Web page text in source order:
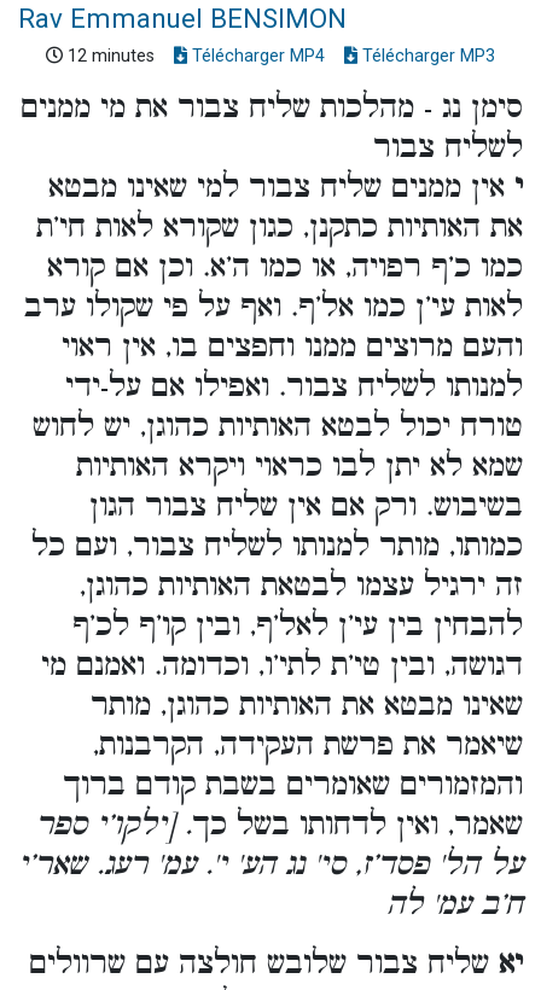
Rav Emmanuel BENSIMON
12 minutes Télécharger MP4 Télécharger MP3
סימן נג - מהלכות שליח צבור את מי ממנים
לשליח צבור
י אין ממנים שליח צבור למי שאינו מבטא
את האותיות כתקנן, כגון שקורא לאות חי’ת
כמו כ’ף רפויה, או כמו ה’א. וכן אם קורא
לאות עי’ן כמו אל’ף. ואף על פי שקולו ערב
והעם מרוצים ממנו וחפצים בו, אין ראוי
למנותו לשליח צבור. ואפילו אם על-ידי
טורח יכול לבטא האותיות כהוגן, יש לחוש
שמא לא יתן לבו כראוי ויקרא האותיות
בשיבוש. ורק אם אין שליח צבור הגון
כמותו, מותר למנותו לשליח צבור, ועם כל
זה ירגיל עצמו לבטאת האותיות כהוגן,
להבחין בין עי’ן לאל’ף, ובין קו’ף לכ’ף
דגושה, ובין טי’ת לתי’ו, וכדומה. ואמנם מי
שאינו מבטא את האותיות כהוגן, מותר
שיאמר את פרשת העקידה, הקרבנות,
והמזמורים שאומרים בשבת קודם ברוך
שאמר, ואין לדחותו בשל כך. [ילקו’י ספר
על הל' פסד’ז, סי' נג הע' י'. עמ' רעג. שאר’י
ח’ב עמ' לה
יא שליח צבור שלובש חולצה עם שרוולים